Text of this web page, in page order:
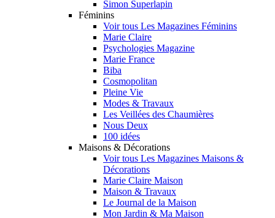
Simon Superlapin
Féminins
Voir tous Les Magazines Féminins
Marie Claire
Psychologies Magazine
Marie France
Biba
Cosmopolitan
Pleine Vie
Modes & Travaux
Les Veillées des Chaumières
Nous Deux
100 idées
Maisons & Décorations
Voir tous Les Magazines Maisons &
Décorations
Marie Claire Maison
Maison & Travaux
Le Journal de la Maison
Mon Jardin & Ma Maison